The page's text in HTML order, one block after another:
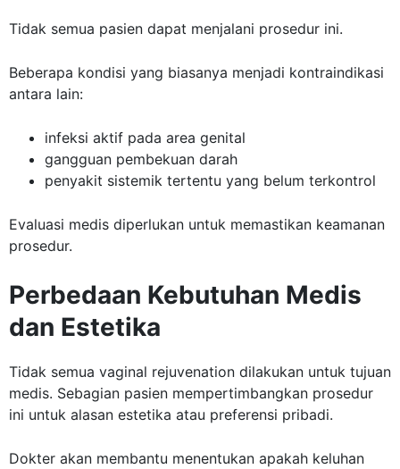
Tidak semua pasien dapat menjalani prosedur ini.
Beberapa kondisi yang biasanya menjadi kontraindikasi
antara lain:
infeksi aktif pada area genital
gangguan pembekuan darah
penyakit sistemik tertentu yang belum terkontrol
Evaluasi medis diperlukan untuk memastikan keamanan
prosedur.
Perbedaan Kebutuhan Medis
dan Estetika
Tidak semua vaginal rejuvenation dilakukan untuk tujuan
medis. Sebagian pasien mempertimbangkan prosedur
ini untuk alasan estetika atau preferensi pribadi.
Dokter akan membantu menentukan apakah keluhan